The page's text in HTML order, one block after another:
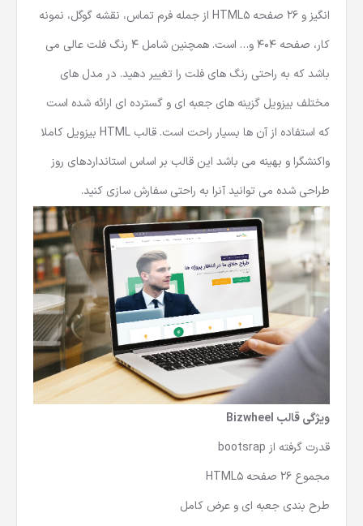
انگیز و 26 صفحه HTML5 از جمله فرم تماس، نقشه گوگل، نمونه
کار، صفحه 404 و… است. همچنین شامل 4 رنگ فلت عالی می
باشد که به راحتی رنگ های فلت را تغییر دهید. در مدل های
مختلف بیزویل گزینه های جعبه ای و گسترده ای ارائه شده است
که استفاده از آن ها بسیار راحت است. قالب HTML بیزویل کاملا
واکنشگرا و بهینه می باشد این قالب بر اساس استانداردهای روز
طراحی شده می توانید آنرا به راحتی سفارش سازی کنید.
ویژگیقالب Bizwheel
قدرت گرفته از bootsrap
مجموع 26 صفحه HTML5
طرح بندی جعبه ای و عرض کامل